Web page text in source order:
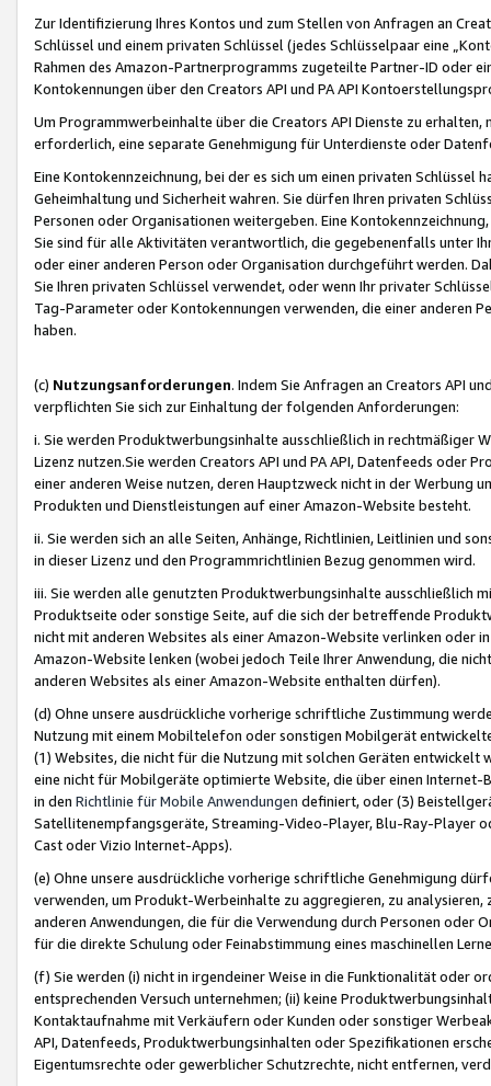
Zur Identifizierung Ihres Kontos und zum Stellen von Anfragen an
Schlüssel und einem privaten Schlüssel (jedes Schlüsselpaar eine
Rahmen des Amazon-Partnerprogramms zugeteilte Partner-ID oder
Kontokennungen über den Creators API und PA API
Um Programmwerbeinhalte über die Creators API Dienste zu
erforderlich, eine separate Genehmigung für Unterdienste oder
Eine Kontokennzeichnung, bei der es sich um einen privaten
Geheimhaltung und Sicherheit wahren. Sie dürfen Ihren privaten
Personen oder Organisationen weitergeben. Eine
Sie sind für alle Aktivitäten verantwortlich, die gegebenenfalls unter
oder einer anderen Person oder Organisation durchgeführt werden.
Sie Ihren privaten Schlüssel verwendet, oder wenn Ihr privater
Tag-Parameter oder Kontokennungen verwenden, die einer anderen
haben.
(c) Nutzungsanforderungen. Indem Sie Anfragen an Creators API
verpflichten Sie sich zur Einhaltung der folgenden Anforderungen:
i. Sie werden Produktwerbungsinhalte ausschließlich in rechtmäßiger
Lizenz nutzen.Sie werden Creators API und PA API, Datenfeeds oder
einer anderen Weise nutzen, deren Hauptzweck nicht in der Werbung
Produkten und Dienstleistungen auf einer Amazon-Website besteht.
ii. Sie werden sich an alle Seiten, Anhänge, Richtlinien, Leitlinien und
in dieser Lizenz und den Programmrichtlinien Bezug genommen wird.
iii. Sie werden alle genutzten Produktwerbungsinhalte ausschließlich
Produktseite oder sonstige Seite, auf die sich der betreffende
nicht mit anderen Websites als einer Amazon-Website verlinken oder
Amazon-Website lenken (wobei jedoch Teile Ihrer Anwendung, die
anderen Websites als einer Amazon-Website enthalten dürfen).
(d) Ohne unsere ausdrückliche vorherige schriftliche Zustimmung
Nutzung mit einem Mobiltelefon oder sonstigen Mobilgerät
(1) Websites, die nicht für die Nutzung mit solchen Geräten
eine nicht für Mobilgeräte optimierte Website, die über einen
in den Richtlinie für Mobile Anwendungen definiert, oder (3)
Satellitenempfangsgeräte, Streaming-Video-Player, Blu-Ray-Player
Cast oder Vizio Internet-Apps).
(e) Ohne unsere ausdrückliche vorherige schriftliche Genehmigung
verwenden, um Produkt-Werbeinhalte zu aggregieren, zu
anderen Anwendungen, die für die Verwendung durch Personen
für die direkte Schulung oder Feinabstimmung eines maschinellen
(f) Sie werden (i) nicht in irgendeiner Weise in die Funktionalität oder
entsprechenden Versuch unternehmen; (ii) keine
Kontaktaufnahme mit Verkäufern oder Kunden oder sonstiger
API, Datenfeeds, Produktwerbungsinhalten oder Spezifikationen
Eigentumsrechte oder gewerblicher Schutzrechte, nicht entfernen,